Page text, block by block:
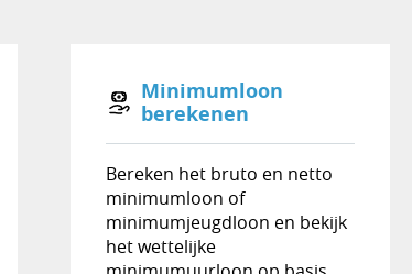
Minimumloon
berekenen
Bereken het bruto en netto
minimumloon of
minimumjeugdloon en bekijk
het wettelijke